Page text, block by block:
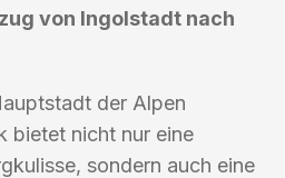
von Ingolstadt nach
der Alpen
bietet nicht nur eine
sondern auch eine